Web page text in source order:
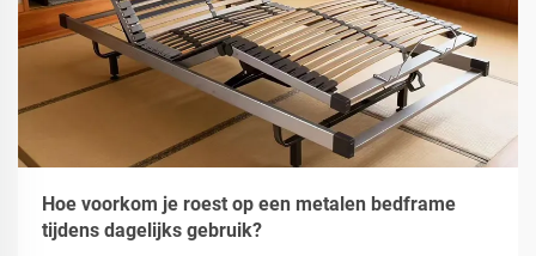
Hoe voorkom je roest op een metalen bedframe
tijdens dagelijks gebruik?